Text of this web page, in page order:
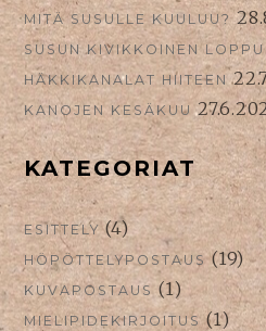
MITÄ SUSULLE KUULUU?
SUSUN KIVIKKOINEN
HÄKKIKANALAT HIITEEN
KANOJEN KESÄKUU
KATEGORIAT
ESITTELY(4)
HÖPÖTTELYPOSTAUS(19)
KUVAPOSTAUS (1)
MIELIPIDEKIRJOITUS (1)